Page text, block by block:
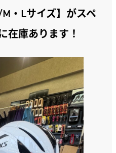
M・Lサイズ】がスペ
在庫あります！